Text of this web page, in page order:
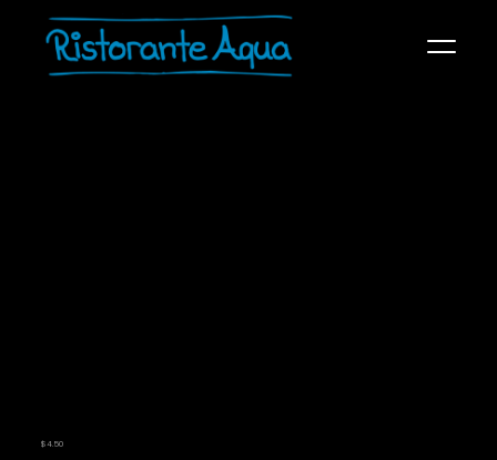
SPEISEKARTE
ÜBER UNS
$4.50